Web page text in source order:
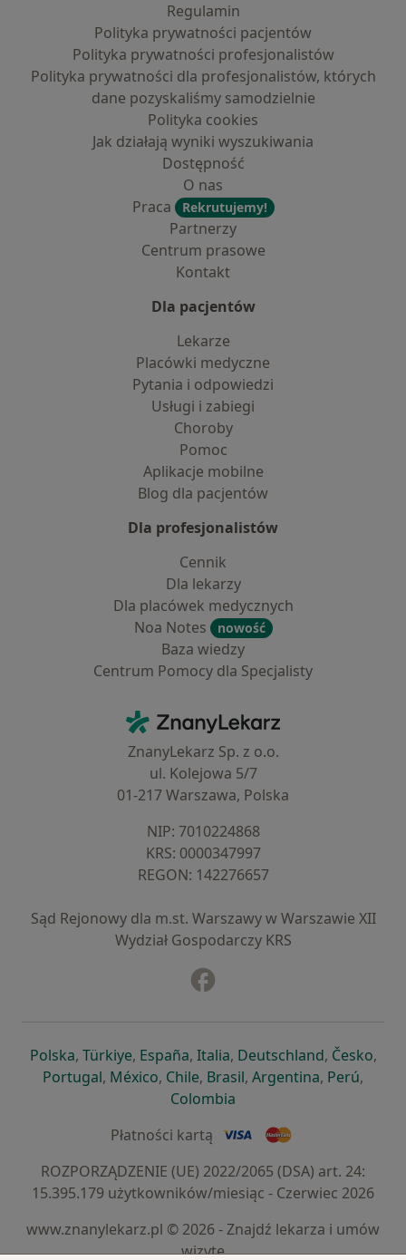
Regulamin
Polityka prywatności pacjentów
Polityka prywatności profesjonalistów
Polityka prywatności dla profesjonalistów, których
dane pozyskaliśmy samodzielnie
Polityka cookies
Jak działają wyniki wyszukiwania
Dostępność
O nas
Praca
Rekrutujemy!
Partnerzy
Centrum prasowe
Kontakt
Dla pacjentów
Lekarze
Placówki medyczne
Pytania i odpowiedzi
Usługi i zabiegi
Choroby
Pomoc
Aplikacje mobilne
Blog dla pacjentów
Dla profesjonalistów
Cennik
Dla lekarzy
Dla placówek medycznych
Noa Notes
nowość
Baza wiedzy
Centrum Pomocy dla Specjalisty
ZnanyLekarz - Strona główna
ZnanyLekarz Sp. z o.o.
ul. Kolejowa 5/7
01-217 Warszawa, Polska
NIP: ⁠7010224868
KRS: ⁠0000347997
REGON: ⁠142276657
Sąd Rejonowy dla m.st. Warszawy w Warszawie XII
Wydział Gospodarczy KRS
Polskaotwiera się w nowej karcie
, Türkiyeotwiera się w nowej karcie
, Españaotwiera się w nowej karcie
, Italiaotwiera się w nowej
, Deutschlandotwiera się
, Česko,
Portugalotwiera się w nowej karcie
, Méxicootwiera się w nowej karcie
, Chileotwiera się w nowej karcie
, Brasilotwiera się w nowej
, Argentinaotwiera się
, Perú,
Colombia
Płatności kartą
ROZPORZĄDZENIE (UE) 2022/2065 (DSA) art. 24:
15.395.179 użytkowników/miesiąc - Czerwiec 2026
www.znanylekarz.pl © 2026 - Znajdź lekarza i umów
wizytę